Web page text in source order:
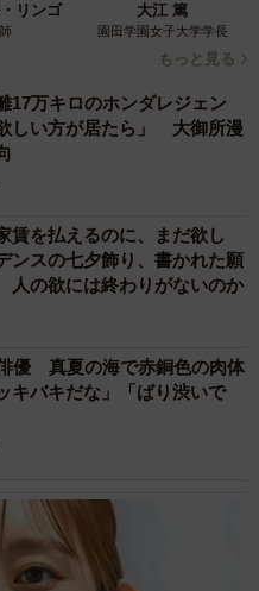
リンゴ 大江 篤
園田学園女子大学学長
もっと見る
17万キロのホンダレジェン
しい方が居たら」 大御所漫
賃を払えるのに、まだ欲し
ンスの七夕飾り、書かれた願
の欲には終わりがないのか
優 真夏の海で赤銅色の肉体
バキだな」「ばり渋いで